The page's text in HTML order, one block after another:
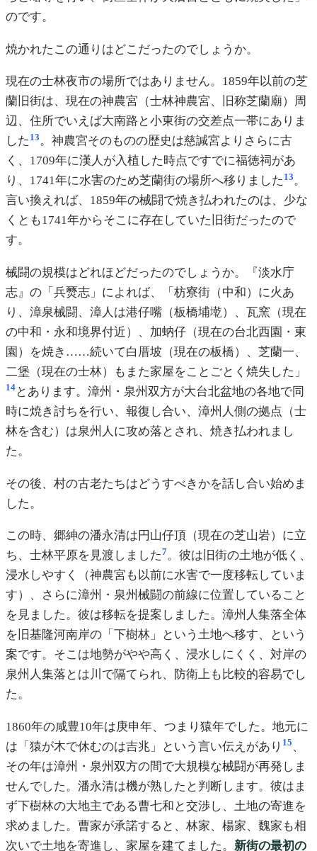
のです。
焼かれたこの通りはどこだったのでしょうか。
現在の士林夜市の場所ではありません。1859年以前の芝
蘭旧街は、現在の神農宮（士林神農宮、旧称芝蘭廟）周
辺、住所でいえば大南路と小東街の交差点一帯にありま
した 13。神農宮そのものの歴史は慈諴宮よりさらに古
く、1709年に漢人が入植した時点ですでに福徳祠があ
り、1741年に水害のため芝蘭街の場所へ移りました 13。
言い換えれば、1859年の械闘で焼き払われたのは、少な
くとも1741年からそこに存在していた旧街だったので
す。
械闘の規模はどれほどだったのでしょうか。『淡水庁
志』の「兵燹志」によれば、「枋寮街（中和）に火あ
り、漳泉械闘、漳人は港仔嘴（板橋埔墘）、瓦窯（現在
の中和・永和境界付近）、加蚋仔（現在の台北西園・東
園）を焼き……続いて白厝坡（現在の板橋）、芝蘭一、
二堡（現在の士林）もまた家屋をことごとく焼失した」
14 とあります。漳州・泉州双方が大台北盆地の各地で同
時に焼き討ちを行い、報復し合い、漳州人側の拠点（士
林を含む）は泉州人に攻め落とされ、焼き払われまし
た。
その後、村の古老たちはどうすべきかを話し合い始めま
した。
この時、郷紳の潘永清は円山仔頂（現在の芝山岩）に立
ち、士林平原を見渡しました7。彼は旧街の土地が低く、
浸水しやすく（神農宮も以前に水害で一度移転していま
す）、さらに漳州・泉州械闘の前線に位置していること
を見ました。彼は移転を提案しました。漳州人集落全体
を旧基隆河南岸の「下樹林」という土地へ移す、という
案です。そこは地勢がやや高く、浸水しにくく、対岸の
泉州人集落とは川で隔てられ、防衛上も比較的容易でし
た。
1860年の咸豊10年は庚申年、つまり猿年でした。地元に
は「猿が木で休むのは吉兆」という言い伝えがあり 15 、
その年は漳州・泉州双方の間で大規模な械闘が再発しま
せんでした。潘永清は機が熟したと判断します。彼はま
ず下樹林の大地主である曹七和と交渉し、土地の寄進を
求めました。曹家が承諾すると、林家、楊家、魏家も相
次いで土地を寄進し、家屋を建てました。 新街の最初の